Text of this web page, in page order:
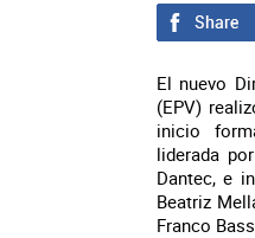
El nuevo
(EPV)
inicio
liderada
Dantec, e
Beatriz
Franco